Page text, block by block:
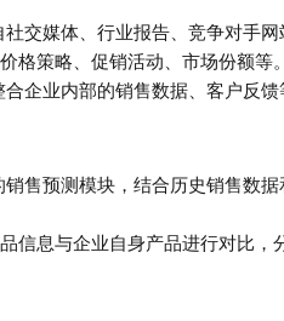
社交媒体、行业报告、竞争对手
格策略、促销活动、市场份额等。
合企业内部的销售数据、客户反
售预测模块，结合历史销售数
信息与企业自身产品进行对比，